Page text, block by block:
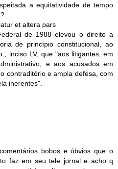
a equitatividade de tempo
et altera pars
de 1988 elevou o direito a
de princípio constitucional, ao
inciso LV, que "aos litigantes, em
e aos acusados em
contraditório e ampla defesa, com
inerentes".
bobos e óbvios que o
faz em seu tele jornal e acho q